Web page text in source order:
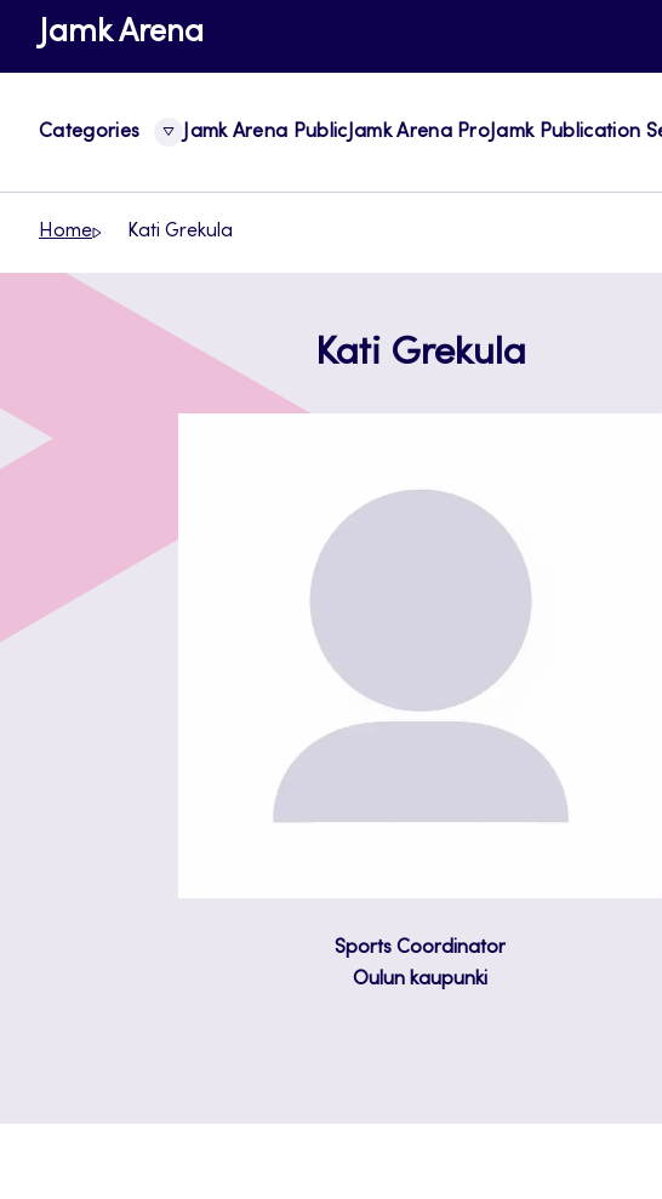
SkipJamk Arena
Categories Jamk Arena PublicJamk Arena Pro Jamk Publication
Home Kati Grekula
Kati Grekula
Sports Coordinator
Oulun kaupunki